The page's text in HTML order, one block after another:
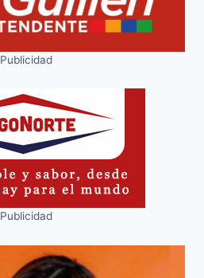
Publicidad
Publicidad